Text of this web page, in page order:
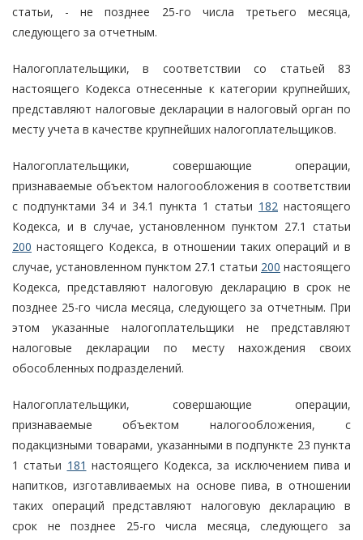
статьи, - не позднее 25-го числа третьего месяца,
следующего за отчетным.
Налогоплательщики, в соответствии со статьей 83
настоящего Кодекса отнесенные к категории крупнейших,
представляют налоговые декларации в налоговый орган по
месту учета в качестве крупнейших налогоплательщиков.
Налогоплательщики, совершающие операции,
признаваемые объектом налогообложения в соответствии
с подпунктами 34 и 34.1 пункта 1 статьи 182 настоящего
Кодекса, и в случае, установленном пунктом 27.1 статьи
200 настоящего Кодекса, в отношении таких операций и в
случае, установленном пунктом 27.1 статьи 200 настоящего
Кодекса, представляют налоговую декларацию в срок не
позднее 25-го числа месяца, следующего за отчетным. При
этом указанные налогоплательщики не представляют
налоговые декларации по месту нахождения своих
обособленных подразделений.
Налогоплательщики, совершающие операции,
признаваемые объектом налогообложения, с
подакцизными товарами, указанными в подпункте 23 пункта
1 статьи 181 настоящего Кодекса, за исключением пива и
напитков, изготавливаемых на основе пива, в отношении
таких операций представляют налоговую декларацию в
срок не позднее 25-го числа месяца, следующего за